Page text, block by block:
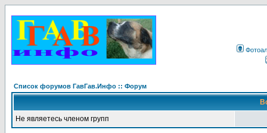
Список форумов ГавГав.Инфо :: Форум
Не являетесь членом групп